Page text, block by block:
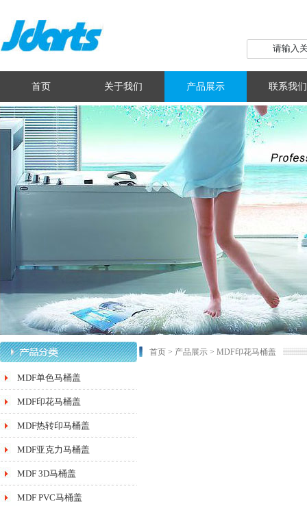
首页 关于我们 产品展示 联系我们
MDF单色马桶盖
MDF印花马桶盖
MDF热转印马桶盖
MDF亚克力马桶盖
MDF 3D马桶盖
MDF PVC马桶盖
首页 > 产品展示 > MDF印花马桶盖